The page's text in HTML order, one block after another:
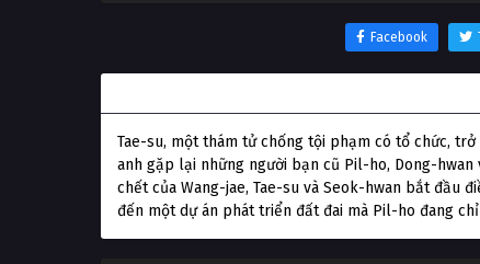
Facebook
Tae-su, một thám tử chống tội phạm có tổ chức,
anh gặp lại những người bạn cũ Pil-ho, Dong-
chết của Wang-jae, Tae-su và Seok-hwan bắt đầu
đến một dự án phát triển đất đai mà Pil-ho đang